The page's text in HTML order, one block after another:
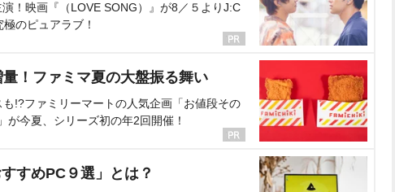
！映画『（LOVE SONG）』が8／５よりJ:C
のピュアラブ！
！ファミマ夏の大盤振る舞い
!?ファミリーマートの人気企画「お値段その
が今夏、シリーズ初の年2回開催！
すめPC９選」とは？